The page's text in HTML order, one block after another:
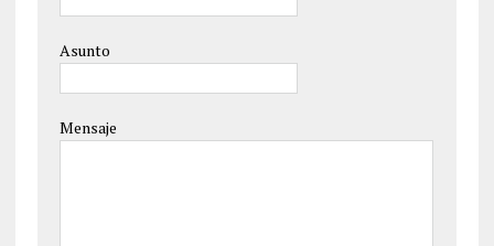
Asunto
Mensaje